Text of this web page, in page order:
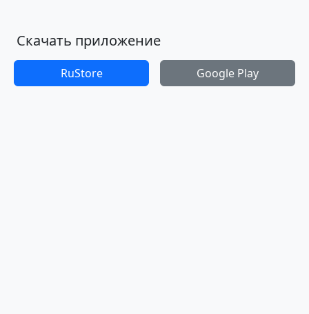
Скачать приложение
RuStore Google Play